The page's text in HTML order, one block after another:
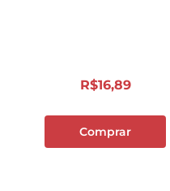
R$16,89
Comprar